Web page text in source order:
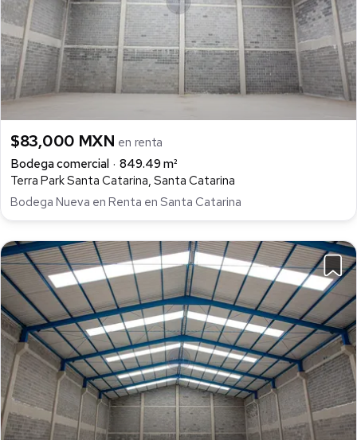
$83,000 MXN en renta
Bodega comercial
849.49 m²
Terra Park Santa Catarina, Santa Catarina
Bodega Nueva en Renta en Santa Catarina